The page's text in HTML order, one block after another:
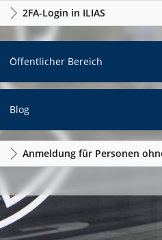
2FA-Login in ILIAS
Öffentlicher Bereich
Blog
Anmeldung für Personen